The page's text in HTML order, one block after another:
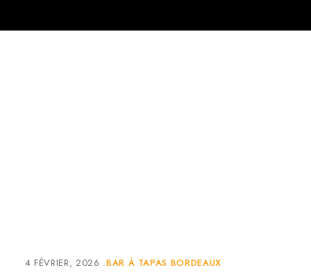
4 FÉVRIER, 2026 BAR À TAPAS BORDEAUX